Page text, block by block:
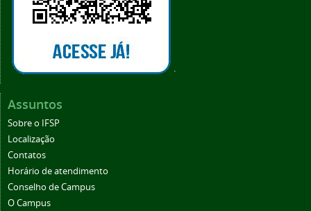
.
Assuntos
Sobre o IFSP
Localização
Contatos
Horário de atendimento
Conselho de Campus
O Campus